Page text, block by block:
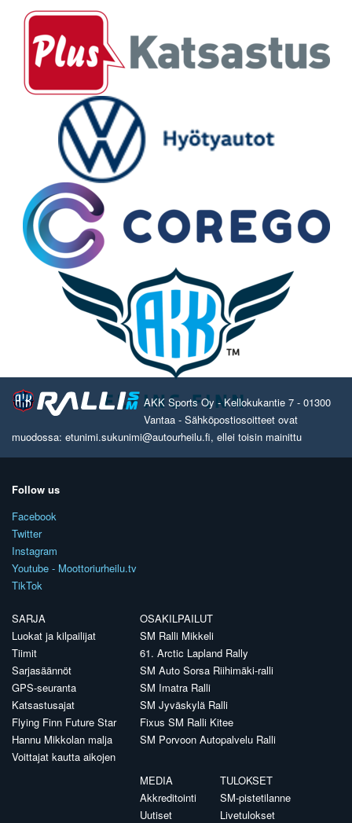
AKK Sports Oy - Kellokukantie 7 - 01300
Vantaa - Sähköpostiosoitteet ovat
muodossa: etunimi.sukunimi@autourheilu.fi, ellei toisin mainittu
Follow us
Facebook
Twitter
Instagram
Youtube - Moottoriurheilu.tv
TikTok
SARJA
Luokat ja kilpailijat
Tiimit
Sarjasäännöt
GPS-seuranta
Katsastusajat
Flying Finn Future Star
Hannu Mikkolan malja
Voittajat kautta aikojen
OSAKILPAILUT
SM Ralli Mikkeli
61. Arctic Lapland Rally
SM Auto Sorsa Riihimäki-ralli
SM Imatra Ralli
SM Jyväskylä Ralli
Fixus SM Ralli Kitee
SM Porvoon Autopalvelu Ralli
MEDIA
Akkreditointi
Uutiset
TULOKSET
SM-pistetilanne
Livetulokset